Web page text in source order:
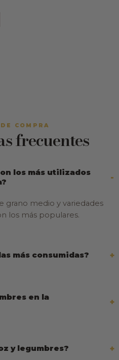
al carrito
COMPRA
frecuentes
los más utilizados
grano medio y variedades
los más populares.
más consumidas?
en la
y legumbres?